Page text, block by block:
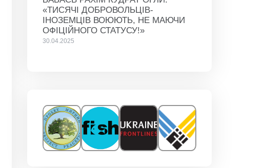
«ТИСЯЧІ ДОБРОВОЛЬЦІВ-
ІНОЗЕМЦІВ ВОЮЮТЬ, НЕ МАЮЧИ
ОФІЦІЙНОГО СТАТУСУ!»
30.04.2025